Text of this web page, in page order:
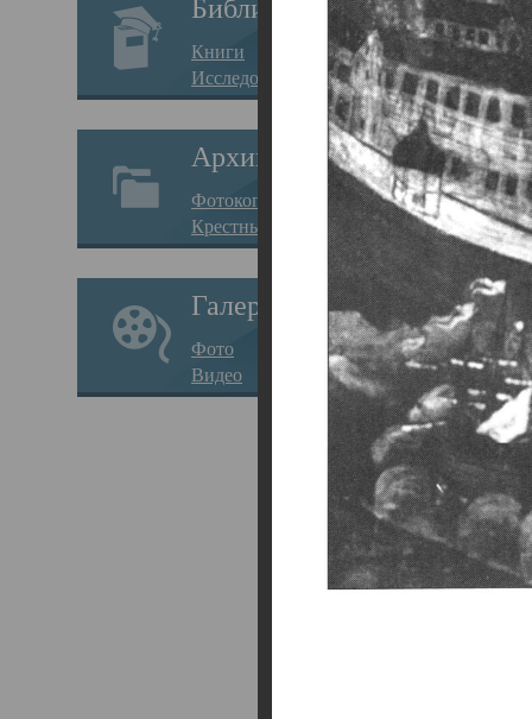
Библиотека
Книги
Исследования
Архив
Фотокопии дел
Крестные ходы
Галерея
Фото
Видео